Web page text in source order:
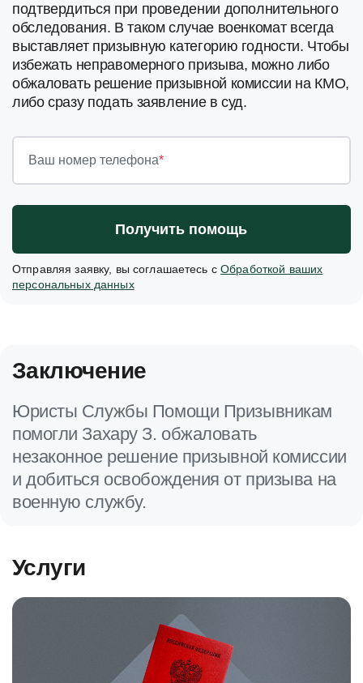
подтвердиться при проведении дополнительного
обследования. В таком случае военкомат всегда
выставляет призывную категорию годности. Чтобы
избежать неправомерного призыва, можно либо
обжаловать решение призывной комиссии на КМО,
либо сразу подать заявление в суд.
Ваш номер телефона*
Получить помощь
Отправляя заявку, вы соглашаетесь сОбработкой ваших
персональных данных
Заключение
Юристы Службы Помощи Призывникам
помогли Захару З. обжаловать
незаконное решение призывной комиссии
и добиться освобождения от призыва на
военную службу.
Услуги